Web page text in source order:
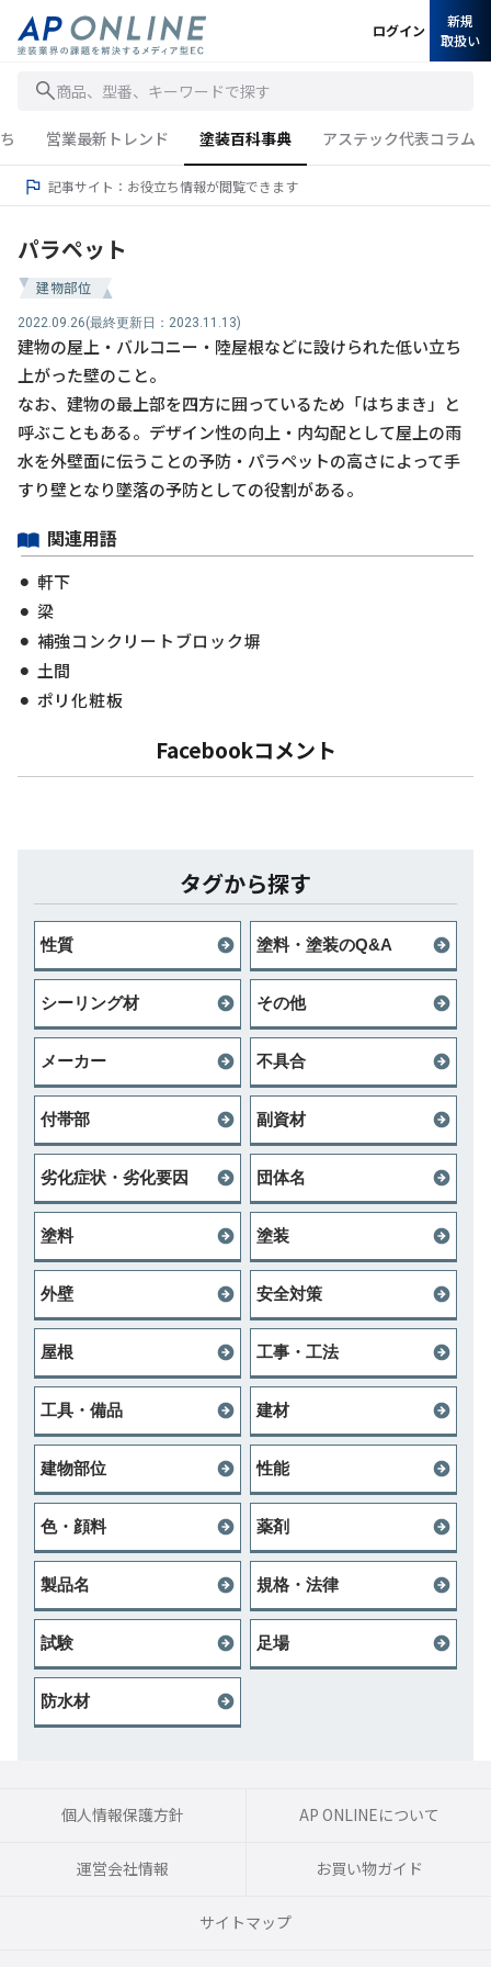
商品、型番、キーワードで探す
ログイン
新規
取扱い
営業最新トレンド 塗装百科事典 アステック代表コラム
記事サイト：お役立ち情報が閲覧できます
パラペット
建物部位
2022.09.26(最終更新日：2023.11.13)
建物の屋上・バルコニー・陸屋根などに設けられた低い立ち
上がった壁のこと。
なお、建物の最上部を四方に囲っているため「はちまき」と
呼ぶこともある。デザイン性の向上・内勾配として屋上の雨
水を外壁面に伝うことの予防・パラペットの高さによって手
すり壁となり墜落の予防としての役割がある。
関連用語
軒下
梁
補強コンクリートブロック塀
土間
ポリ化粧板
Facebookコメント
タグから探す
性質 塗料・塗装のQ&A
シーリング材 その他
メーカー 不具合
付帯部 副資材
劣化症状・劣化要因 団体名
塗料 塗装
外壁 安全対策
屋根 工事・工法
工具・備品 建材
建物部位 性能
色・顔料 薬剤
製品名 規格・法律
試験 足場
防水材
個人情報保護方針 AP ONLINEについて
運営会社情報 お買い物ガイド
サイトマップ